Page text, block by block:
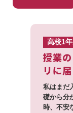
高校1
授業
リに届
私はまだ
礎から分
時、不安